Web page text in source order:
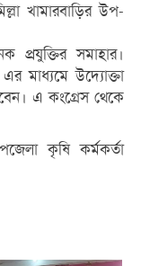
খামারবাড়ির উপ-
সমাহার।
মাধ্যমে উদ্যোক্তা
এ কংগ্রেস থেকে
কৃষি কর্মকর্তা